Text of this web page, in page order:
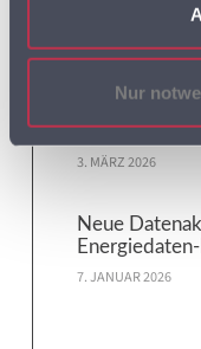
Nur
Logistik am
5. MÄRZ 2026
31.12.2026
3. MÄRZ 2026
Neue
7. JANUAR 2026